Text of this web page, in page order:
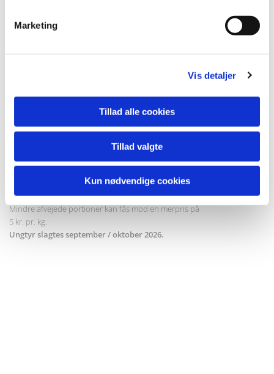
Marketing
Vis detaljer
Tillad alle cookies
Tillad valgte
Kun nødvendige cookies
Uåbnet vægt pr. kg. kr. 70,-
Plukket - ikke taget ud.
Ovnklare, frosne kalkuner haves og skal ses under gårdbutik.
Okse Galloway
Halve / kvarte (skal forudbestilles)
Pris pr. kg. kr. 90,-
Finparteret og klar til fryseren.
Sælges som min. kvarte á 55 til 100 kg.
Mindre afvejede portioner kan fås mod en merpris på
5 kr. pr. kg.
Ungtyr slagtes september / oktober 2026.